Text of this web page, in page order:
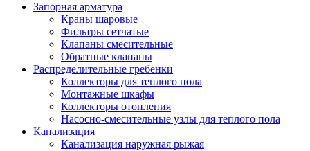
Запорная арматура
Краны шаровые
Фильтры сетчатые
Клапаны смесительные
Обратные клапаны
Распределительные гребенки
Коллекторы для теплого пола
Монтажные шкафы
Коллекторы отопления
Насосно-смесительные узлы для теплого пола
Канализация
Канализация наружная рыжая